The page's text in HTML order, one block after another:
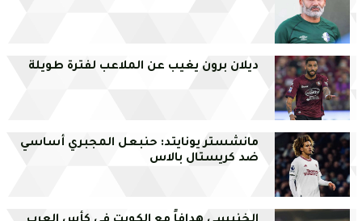
ديلان برون يغيب عن الملاعب لفترة طويلة
مانشستر يونايتد: حنبعل المجبري أساسي
ضد كريستال بالاس